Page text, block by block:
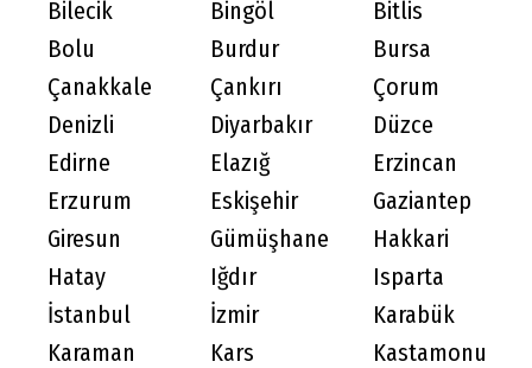
Bilecik
Bingöl
Bitlis
Bolu
Burdur
Bursa
Çanakkale
Çankırı
Çorum
Denizli
Diyarbakır
Düzce
Edirne
Elazığ
Erzincan
Erzurum
Eskişehir
Gaziantep
Giresun
Gümüşhane
Hakkari
Hatay
Iğdır
Isparta
İstanbul
İzmir
Karabük
Karaman
Kars
Kastamonu